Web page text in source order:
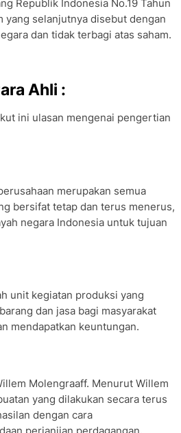
Republik Indonesia No.19 Tahun
yang selanjutnya disebut dengan
dan tidak terbagi atas saham.
Ahli :
ini ulasan mengenai pengertian
merupakan semua
bersifat tetap dan terus menerus,
negara Indonesia untuk tujuan
unit kegiatan produksi yang
dan jasa bagi masyarakat
mendapatkan keuntungan.
Molengraaff. Menurut Willem
yang dilakukan secara terus
dengan cara